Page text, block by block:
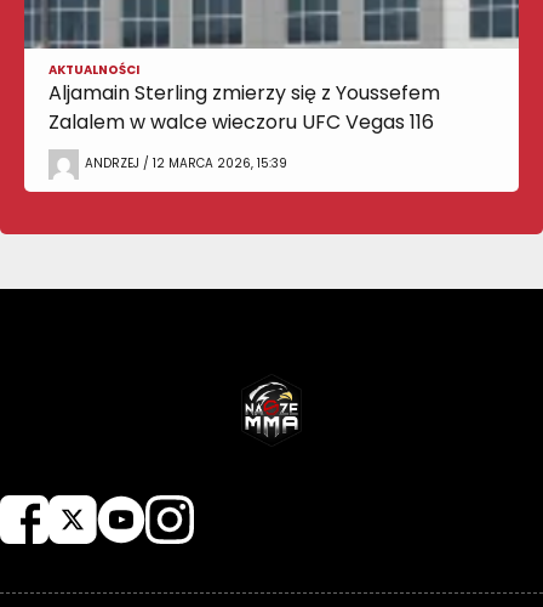
AKTUALNOŚCI
Aljamain Sterling zmierzy się z Youssefem
Zalalem w walce wieczoru UFC Vegas 116
ANDRZEJ / 12 MARCA 2026, 15:39